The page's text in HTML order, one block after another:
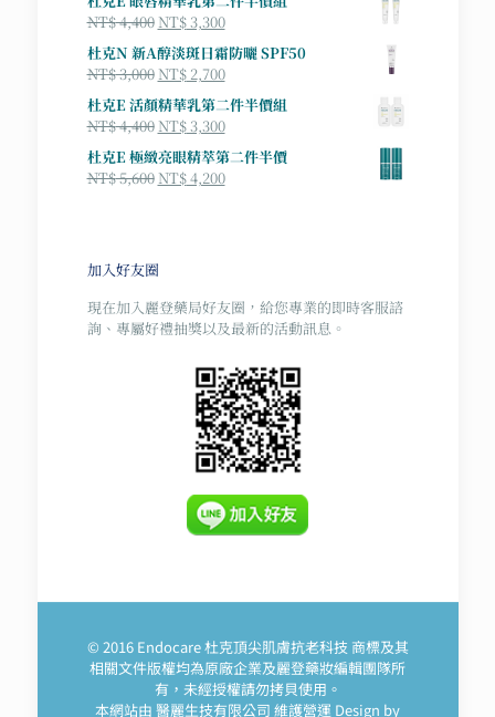
NT$4,400原
始
價
格：
NT$ 4,400。
NT$3,300目
前
價
格：
NT$ 3,300。
杜克N 新A醇淡斑日霜防曬 SPF50
NT$3,000原
始
價
格：
NT$ 3,000。
NT$2,700目
前
價
格：
NT$ 2,700。
杜克E 活顏精華乳第二件半價組
NT$4,400原
始
價
格：
NT$3,300目
前
價
格：
杜克E 極緻亮眼精萃第二件半價
NT$5,600原
NT$ 5,600。
NT$4,200目
加入好友圈
現在加入麗登藥局好友圈，給您專業的即時客服諮
詢、專屬好禮抽獎以及最新的活動訊息。
© 2016 Endocare 杜克頂尖肌膚抗老科技 商標及其
相關文件版權均為原廠企業及麗登藥妝編輯團隊所
有，未經授權請勿拷貝使用。
本網站由 醫麗生技有限公司 維護營運 Design by